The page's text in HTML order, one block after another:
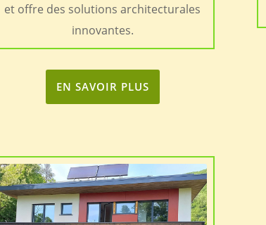
et offre des solutions architecturales
innovantes.
EN SAVOIR PLUS